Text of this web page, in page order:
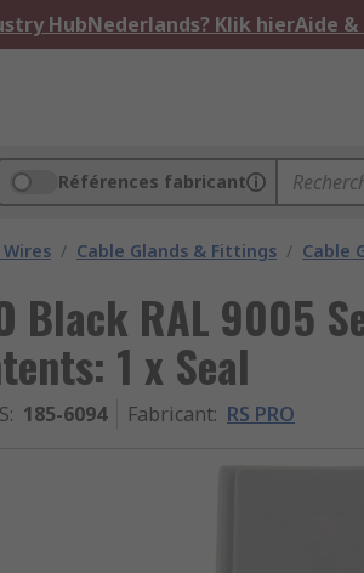
HubNederlands? Klik hierAide
Références fabricant
/ Cable Glands & Fittings / Cable
Black RAL 9005
1 x Seal
: 185-6094 Fabricant: RS PRO